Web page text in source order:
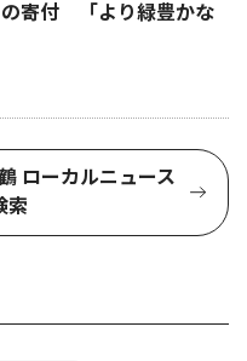
の寄付 「より緑豊かな
ローカルニュース
索